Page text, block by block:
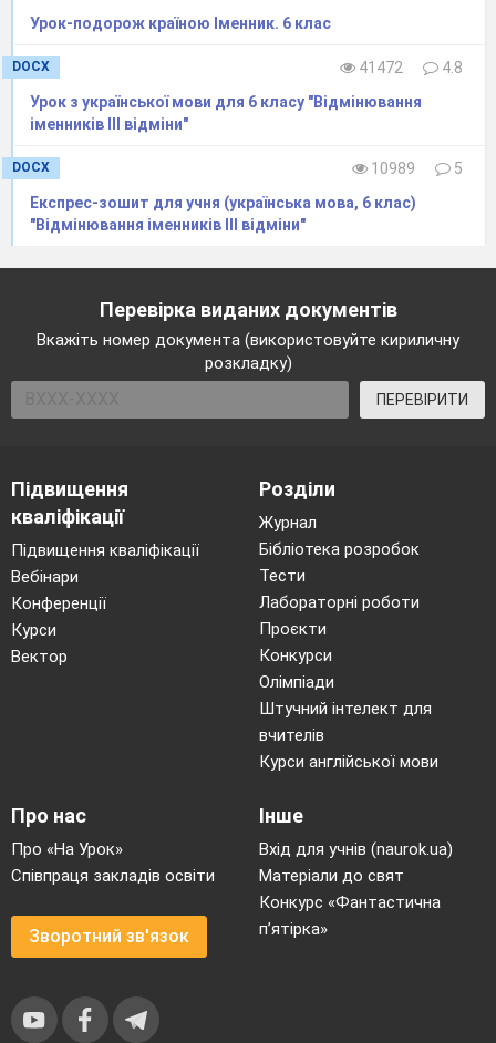
Перепишіть,
знімаючи
1. Зорі в морі у
розсипав у воді.
2. Я чекав чого/сь, я
притих.
3. Заграйте що/небудь,
як ваша ласка.
Урок-подорож країною Іменник. 6 клас
DOCX 41472
4.8
Урок з української мови для 6 класу "Відмінювання
іменників ІІІ відміни"
DOCX 10989
5
Експрес-зошит для учня (українська мова, 6 клас)
"Відмінювання іменників ІІІ відміни"
Перевірка виданих документів
Вкажіть номер документа (використовуйте кириличну
розкладку)
ПЕРЕВІРИТИ
Підвищення
кваліфікації
Підвищення кваліфікації
Вебінари
Конференції
Курси
Вектор
Розділи
Журнал
Бібліотека розробок
Тести
Лабораторні роботи
Проєкти
Конкурси
Олімпіади
Штучний інтелект для
вчителів
Курси англійської мови
Про нас
Про «На Урок»
Співпраця закладів освіти
Зворотний зв'язок
Інше
Вхід для учнів (naurok.ua)
Матеріали до свят
Конкурс «Фантастична
п’ятірка»